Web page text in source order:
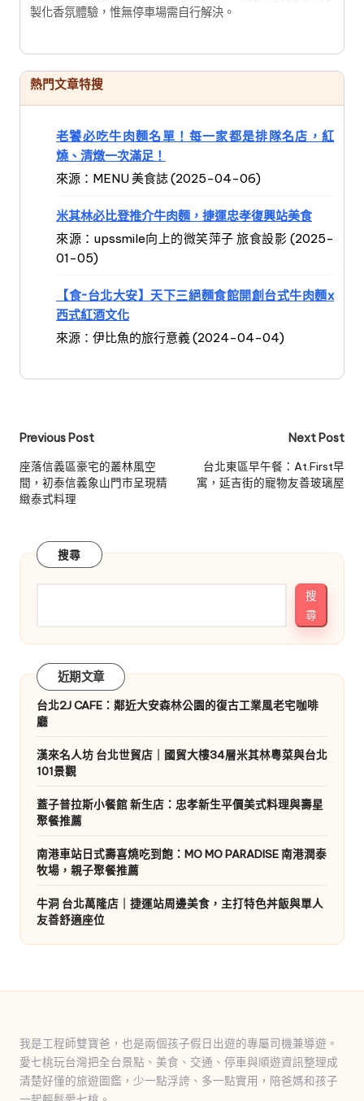
製化香氛體驗，惟無停車場需自行解決。
熱門文章特搜
老饕必吃牛肉麵名單！每一家都是排隊名店，紅
燒、清燉一次滿足！
來源：MENU 美食誌 (2025-04-06)
米其林必比登推介牛肉麵，捷運忠孝復興站美食
來源：upssmile向上的微笑萍子 旅食設影 (2025-
01-05)
【食~台北大安】天下三絕麵食館開創台式牛肉麵x
西式紅酒文化
來源：伊比魚的旅行意義 (2024-04-04)
Post
navigation
Previous Post
座落信義區豪宅的叢林風空
間，初泰信義象山門市呈現精
緻泰式料理
Next Post
台北東區早午餐：At.First早
寓，延吉街的寵物友善玻璃屋
搜尋
搜
尋
近期文章
台北2J CAFE：鄰近大安森林公園的復古工業風老宅咖啡
廳
漢來名人坊 台北世貿店｜國貿大樓34層米其林粵菜與台北
101景觀
蓋子普拉斯小餐館 新生店：忠孝新生平價美式料理與壽星
聚餐推薦
南港車站日式壽喜燒吃到飽：MO MO PARADISE 南港潤泰
牧場，親子聚餐推薦
牛洞 台北萬隆店｜捷運站周邊美食，主打特色丼飯與單人
友善舒適座位
我是工程師雙寶爸，也是兩個孩子假日出遊的專屬司機兼導遊。
愛七桃玩台灣把全台景點、美食、交通、停車與順遊資訊整理成
清楚好懂的旅遊圖鑑，少一點浮誇、多一點實用，陪爸媽和孩子